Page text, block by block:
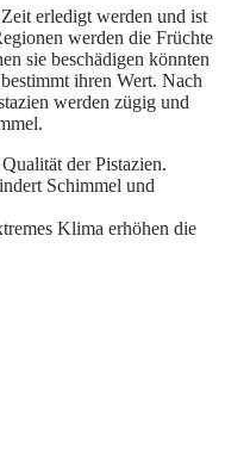
erledigt werden und ist
werden die Früchte
sie beschädigen könnten
ihren Wert. Nach
werden zügig und
der Pistazien.
Schimmel und
Klima erhöhen die